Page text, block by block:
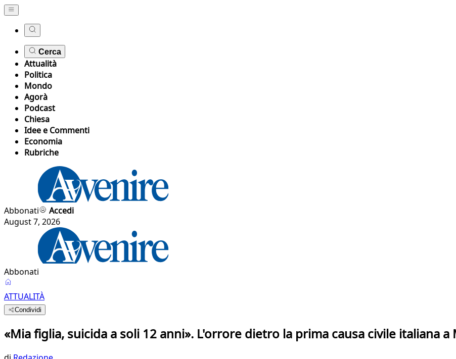
Cerca
Attualità
Politica
Mondo
Agorà
Podcast
Chiesa
Idee e Commenti
Economia
Rubriche
Abbonati
Accedi
August 7, 2026
Abbonati
ATTUALITÀ
Condividi
«Mia figlia, suicida a soli 12 anni». L'orrore dietro la prima causa civile italiana a